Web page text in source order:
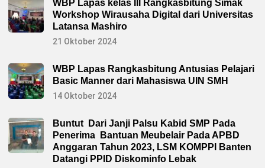
WBP Lapas kelas III Rangkasbitung Simak
Workshop Wirausaha Digital dari Universitas
Latansa Mashiro
21 Oktober 2024
WBP Lapas Rangkasbitung Antusias Pelajari
Basic Manner dari Mahasiswa UIN SMH
14 Oktober 2024
Buntut Dari Janji Palsu Kabid SMP Pada
Penerima Bantuan Meubelair Pada APBD
Anggaran Tahun 2023, LSM KOMPPI Banten
Datangi PPID Diskominfo Lebak